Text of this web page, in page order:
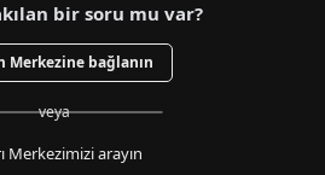
bir soru mu var?
Merkezine bağlanın
veya
Merkezimizi arayın